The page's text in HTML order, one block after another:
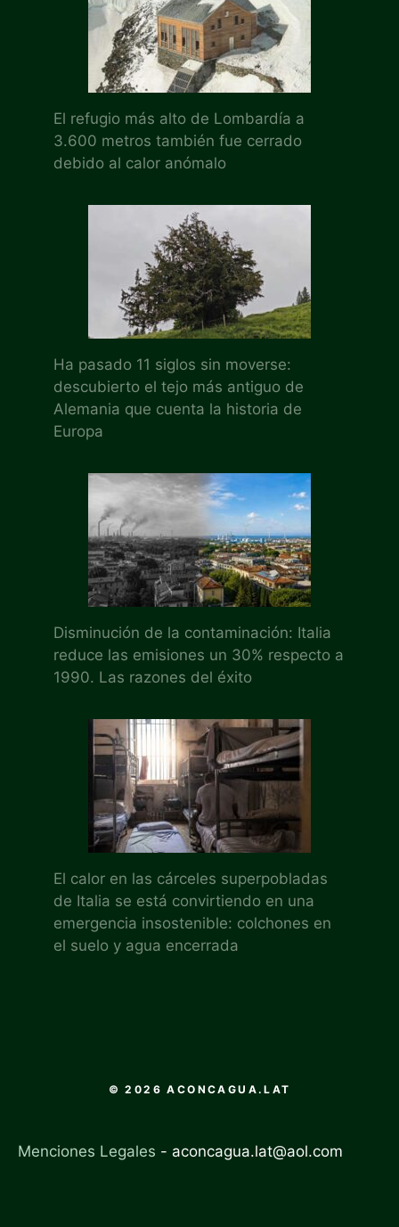
El refugio más alto de Lombardía a
3.600 metros también fue cerrado
debido al calor anómalo
Ha pasado 11 siglos sin moverse:
descubierto el tejo más antiguo de
Alemania que cuenta la historia de
Europa
Disminución de la contaminación: Italia
reduce las emisiones un 30% respecto a
1990. Las razones del éxito
El calor en las cárceles superpobladas
de Italia se está convirtiendo en una
emergencia insostenible: colchones en
el suelo y agua encerrada
© 2026 ACONCAGUA.LAT
Menciones Legales - aconcagua.lat@aol.com